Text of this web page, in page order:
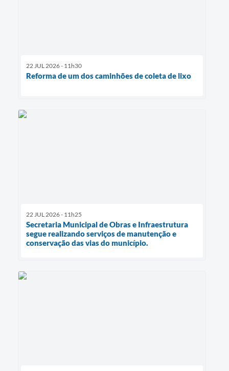
22 JUL 2026 - 11h30
Reforma de um dos caminhões de coleta de lixo
22 JUL 2026 - 11h25
Secretaria Municipal de Obras e Infraestrutura
segue realizando serviços de manutenção e
conservação das vias do município.